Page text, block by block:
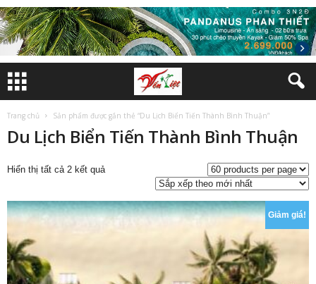
Trang chủ Sản phẩm được gắn thẻ “Du Lịch Biển Tiến Thành Bình Thuận”
Du Lịch Biển Tiến Thành Bình Thuận
Hiển thị tất cả 2 kết quảĐã
xếp
theo
mới
Giảm giá!